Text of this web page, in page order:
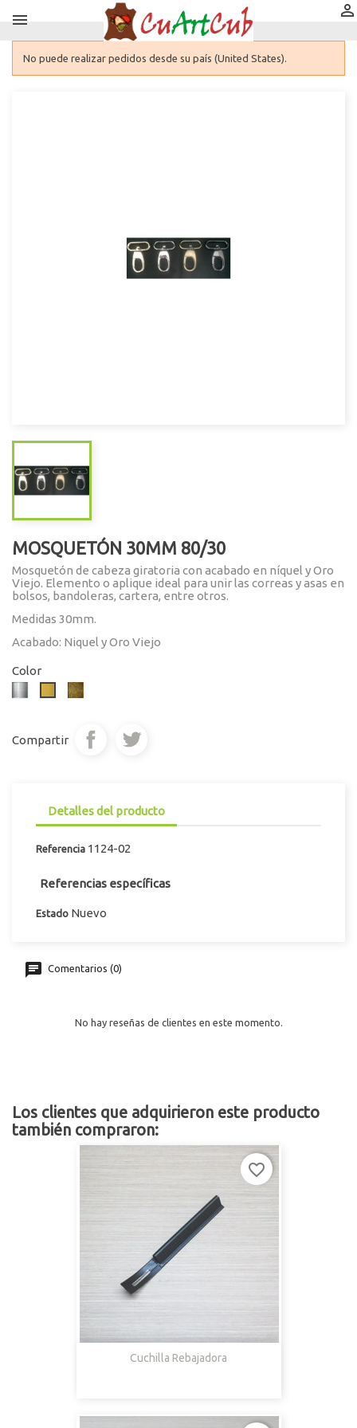
 
No puede realizar pedidos desde su país (United States).
MOSQUETÓN 30MM 80/30
Mosquetón de cabeza giratoria con acabado en níquel y Oro
Viejo. Elemento o aplique ideal para unir las correas y asas en
bolsos, bandoleras, cartera, entre otros.
Medidas 30mm.
Acabado: Niquel y Oro Viejo
Color
NíquelDorado
Oro
Viejo
Compartir
Detalles del producto
Referencia 1124-02
Referencias específicas
Estado Nuevo
Comentarios (0)
No hay reseñas de clientes en este momento.
Los clientes que adquirieron este producto
también compraron:
Cuchilla Rebajadora
favorite_border